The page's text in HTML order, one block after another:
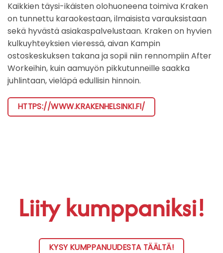
Kaikkien täysi-ikäisten olohuoneena toimiva Kraken
on tunnettu karaokestaan, ilmaisista varauksistaan
sekä hyvästä asiakaspalvelustaan. Kraken on hyvien
kulkuyhteyksien vieressä, aivan Kampin
ostoskeskuksen takana ja sopii niin rennompiin After
Workeihin, kuin aamuyön pikkutunneille saakka
juhlintaan, vieläpä edullisin hinnoin.
HTTPS://WWW.KRAKENHELSINKI.FI/
Liity kumppaniksi!
KYSY KUMPPANUUDESTA TÄÄLTÄ!